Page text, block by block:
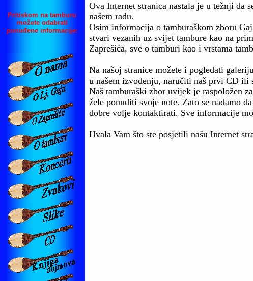
Pritiskom na tamburu
možete odabrati
ponuđene informacije:
Ova Internet stranica nastala je u težnji da
našem radu.
Osim informacija o tamburaškom zboru
stvari vezanih uz svijet tambure kao na
Zaprešića, sve o tamburi kao i vrstama
Na našoj stranice možete i pogledati
u našem izvođenju, naručiti naš prvi CD ili
Naš tamburaški zbor uvijek je raspoložen
žele ponuditi svoje note. Zato se nadamo
dobre volje kontaktirati. Sve informacije
Hvala Vam što ste posjetili našu Internet